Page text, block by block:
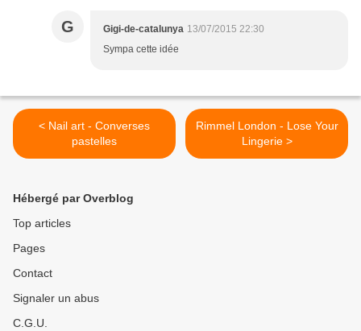
G Gigi-de-catalunya 13/07/2015 22:30
Sympa cette idée
< Nail art - Converses
pastelles
Rimmel London - Lose Your
Lingerie >
Hébergé par Overblog
Top articles
Pages
Contact
Signaler un abus
C.G.U.